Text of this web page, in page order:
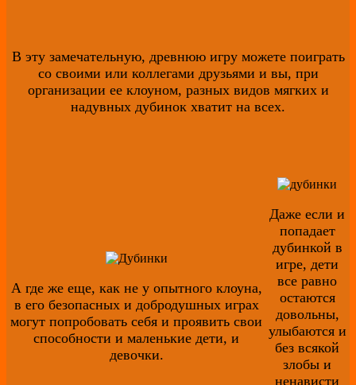
В эту замечательную, древнюю игру можете поиграть
со своими или коллегами друзьями и вы, при
организации ее клоуном, разных видов мягких и
надувных дубинок хватит на всех.
А где же еще, как не у опытного клоуна,
в его безопасных и добродушных играх
могут попробовать себя и проявить свои
способности и маленькие дети, и
девочки.
Даже если и
попадает
дубинкой в
игре, дети
все равно
остаются
довольны,
улыбаются и
без всякой
злобы и
ненависти